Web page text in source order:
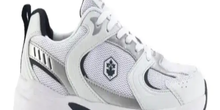
günlük yaşamda vazgeçilmez bir tercih. Konfor ve şıklığı bir araya
getirir, farklı tarzlara uyum sağlar.
Nike Team Hustle: Çok Yönlü Spor ve Günlük
Kullanım İçin Modern Ayakkabı Seçenekleri
Nike Team Hustle ayakkabıları, dayanıklılık, şıklık ve konforu bir
arada sunar. Spor ve günlük kullanım için uygun modelleriyle,
hareket özgürlüğü ve tarzı bir arada sağlar.
Genel Markalar Taraklı Siyah Metal Taç ve NEW